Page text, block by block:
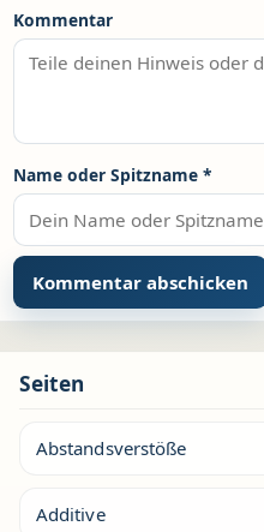
Kommentar
Name oder Spitzname *
Seiten
Abstandsverstöße
Additive